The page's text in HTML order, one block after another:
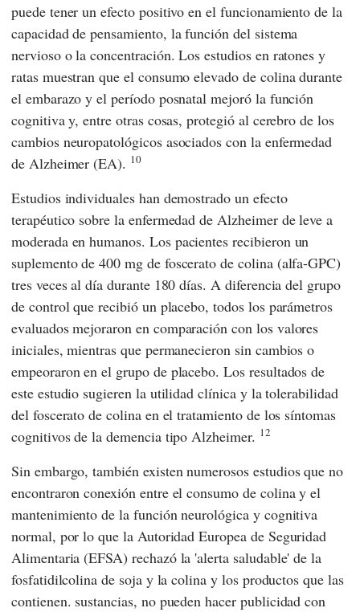
puede tener un efecto positivo en el funcionamiento de la
capacidad de pensamiento, la función del sistema
nervioso o la concentración. Los estudios en ratones y
ratas muestran que el consumo elevado de colina durante
el embarazo y el período posnatal mejoró la función
cognitiva y, entre otras cosas, protegió al cerebro de los
cambios neuropatológicos asociados con la enfermedad
de Alzheimer (EA). 10
Estudios individuales han demostrado un efecto
terapéutico sobre la enfermedad de Alzheimer de leve a
moderada en humanos. Los pacientes recibieron un
suplemento de 400 mg de foscerato de colina (alfa-GPC)
tres veces al día durante 180 días. A diferencia del grupo
de control que recibió un placebo, todos los parámetros
evaluados mejoraron en comparación con los valores
iniciales, mientras que permanecieron sin cambios o
empeoraron en el grupo de placebo. Los resultados de
este estudio sugieren la utilidad clínica y la tolerabilidad
del foscerato de colina en el tratamiento de los síntomas
cognitivos de la demencia tipo Alzheimer. 12
Sin embargo, también existen numerosos estudios que no
encontraron conexión entre el consumo de colina y el
mantenimiento de la función neurológica y cognitiva
normal, por lo que la Autoridad Europea de Seguridad
Alimentaria (EFSA) rechazó la 'alerta saludable' de la
fosfatidilcolina de soja y la colina y los productos que las
contienen. sustancias, no pueden hacer publicidad con